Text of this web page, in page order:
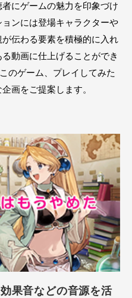
にゲームの魅力を印象づけ
ンには登場キャラクターや
伝わる要素を積極的に入れ
動画に仕上げることができ
のゲーム、プレイしてみた
画をご提案します。
果音などの音源を活